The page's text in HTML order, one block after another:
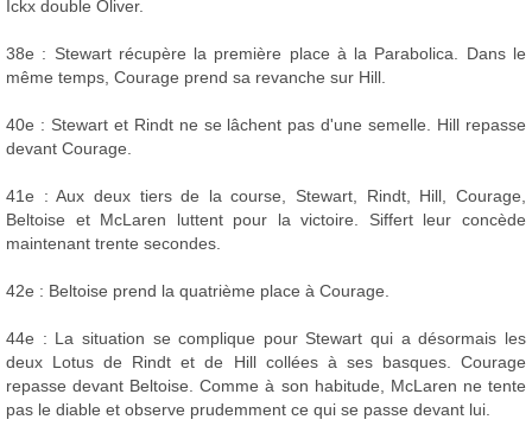
Ickx double Oliver.
38e : Stewart récupère la première place à la Parabolica. Dans le
même temps, Courage prend sa revanche sur Hill.
40e : Stewart et Rindt ne se lâchent pas d'une semelle. Hill repasse
devant Courage.
41e : Aux deux tiers de la course, Stewart, Rindt, Hill, Courage,
Beltoise et McLaren luttent pour la victoire. Siffert leur concède
maintenant trente secondes.
42e : Beltoise prend la quatrième place à Courage.
44e : La situation se complique pour Stewart qui a désormais les
deux Lotus de Rindt et de Hill collées à ses basques. Courage
repasse devant Beltoise. Comme à son habitude, McLaren ne tente
pas le diable et observe prudemment ce qui se passe devant lui.